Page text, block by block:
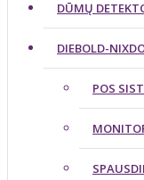
DŪMŲ
DIEBOLD-
POS